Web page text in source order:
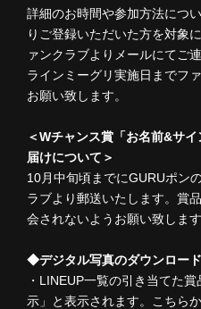
詳細のお時間や参加方法につ
りご登録いただいた方を対象
ァンクラブよりメールにてご
ラインミーグリ実施日までフ
お願い致します。
＜Wチャンス賞「お名前&サ
届けについて＞
10月中旬頃までにGURUポン
ラブより郵送いたします。賞
会されないようお願い致します
◆デジタル写真のダウンロー
・LINEUP一覧の引き当てた
示」と表示されます。こちら